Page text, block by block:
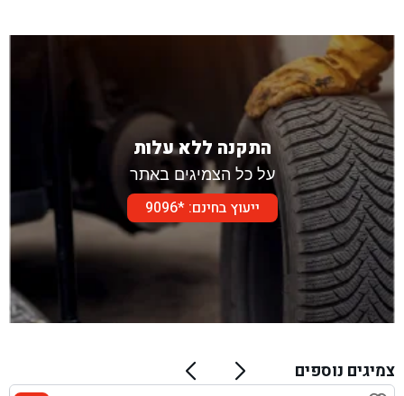
התקנה ללא עלות
על כל הצמיגים באתר
ייעוץ בחינם: *9096
צמיגים נוספים